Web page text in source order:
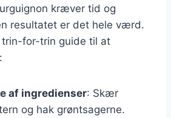
kræver tid og
resultatet er det hele værd.
trin-for-trin guide til at
af ingredienser: Skær
og hak grøntsagerne.